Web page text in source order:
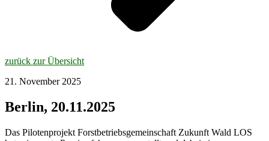
zurück zur Übersicht
21. November 2025
Berlin, 20.11.2025
Das Pilotenprojekt Forstbetriebsgemeinschaft Zukunft Wald LOS